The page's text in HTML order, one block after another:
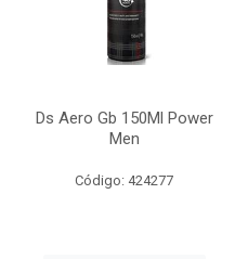
Ds Aero Gb 150Ml Power
Men
Código: 424277